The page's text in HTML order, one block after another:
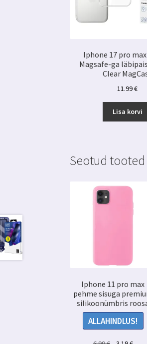
Iphone 17 pro
Magsafe-ga
Clear
11.99€
Lisa korvi
Seotud tooted
Iphone 11 pro max
pehme sisuga
silikoonümbris
ALLAHINDLUS!